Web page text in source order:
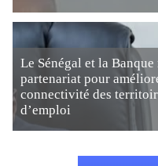
Le Sénégal et la
partenariat pour
connectivité des
d’emploi